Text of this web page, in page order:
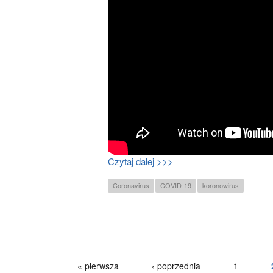
Czytaj dalej >>>
Coronavirus COVID-19 koronowirus
« pierwsza ‹ poprzednia 1